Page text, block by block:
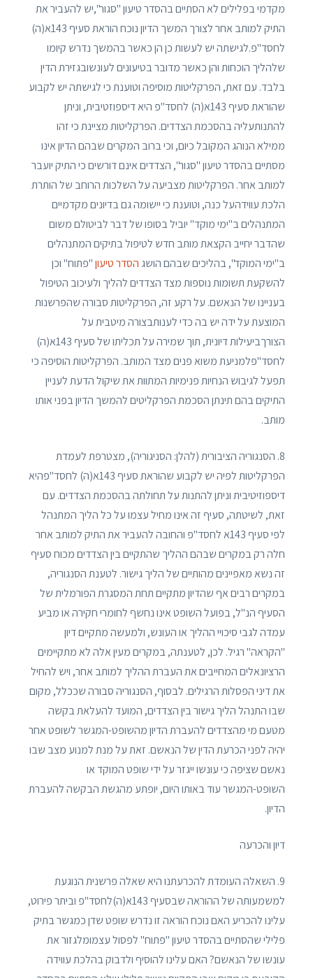
מקדמי בפלילים לא הסתיים בהסדר טיעון "סגור",יש להעביר את
התיק למותב אחר לצורך המשך הדיון נוכח הוראת סעיף 143א(ה)
לחסד"פ.לגישתה יש לעשות כן הן כאשר בהמשך נדרש קיומו
שלהליך הוכחות והן כאשר מדובר בטיעונים לעונשובגזירת הדין
בלבד. עם זאת, הפרקליטות מוסיפה וטוענת כי לגישתה יש לקבוע
שהוראת סעיף 143א(ה) לחסד"פ היא דיספוזטיבית, וניתן
להתנותעליה בהסכמת הצדדים. הפרקליטות מציינת כי זהו
ממילא הנוהג המקובל כיום, וכי ברוב המקרים שבהם הדיון אינו
מסתיים בהסדר טיעון "סגור", הצדדים אינם דורשים כי התיק יועבר
למותב אחר. הפרקליטות מצביעה על השלכות הרוחב של הותרת
הלכת עווידהעל כנה, וטוענת כי יישומה גם בדיונים מקדמיים
המתנהלים ב"ימי מוקד" יוביל בסופו של דבר לביטולם משום
שהדבר יחייב הקצאת מותב חדש לטיפול בתיקים המתנהלים
ב"ימי המוקד", בהליכים שבהם הושג הסדר טיעון"פתוח" וכן
להשקעת תשומות נוספות מצד הצדדים להליך ולעיכוב הטיפול
בעניינו של הנאשם. על רקע זה, הפרקליטות סבורה שהפרשנות
המוצעת על ידה יש בה כדי לענותבצורה מיטבית על
הצורךביעילות דיונית, תוך שמירה על תכליתו של סעיף 143א(ה)
לחסד"פלמניעת משוא פנים מצד המותב. הפרקליטות הוסיפה כי
תפעל לגיבוש הנחיות פנימיות המתוות את שיקול הדעת לעניין
התיקים בהם תינתן הסכמת הפרקליטים להמשך הדיון בפני אותו
מותב.
8. הסנגוריה הציבורית (להלן: הסניגוריה), מצטרפת לעמדת
הפרקליטות לפיה יש לקבוע שהוראת סעיף 143א(ה) לחסד"פהיא
דיספוזיטיבית וניתן להתנות על תחולתה בהסכמת הצדדים. עם
זאת, לשיטתה, סעיף זה אינו מחיל עצמו על כל הליך המתנהל
לפי סעיף 143א לחסד"פ והחובה להעביר את התיק למותב אחר
חלה רק במקרים שבהם ההליך שהתקיים בין הצדדים מכוח סעיף
זה נשא מאפיינים מהותיים של הליך גישור. לטענת הסנגוריה,
במקרים רבים אף שהדיון מתקיים תחת המסגרת הפורמלית של
הסעיף הנ"ל, בפועל השופט אינו נחשף לחומרי חקירה או מביע
עמדה לגבי סיכויי ההליך או העונש, ולמעשה מתקיים דיון
"הקראה" רגיל. לכן, לטענתה, במקרים מעין אלה לא מתקיימים
הרציונאלים המחייבים את העברת ההליך למותב אחר, ויש להחיל
את דיני הפסלות הרגילים. לבסוף, הסנגוריה סבורה שככלל, מקום
שבו התנהל הליך גישור בין הצדדים, המועד להעלאת בקשה
מטעם מי מהצדדים להעברת הדיון מהשופט-המגשר לשופט אחר
יהיה לפני הכרעת הדין של הנאשם. זאת על מנת למנוע מצב שבו
נאשם שציפה כי עונשו ייגזר על ידי שופט המוקד או
השופט-המגשר עוד באותו היום, יופתע מהגשת הבקשה להעברת
הדיון.
דיון והכרעה
9. השאלה העומדת להכרעתנו היא שאלה פרשנית הנוגעת
למשמעותה של ההוראה שבסעיף 143א(ה)לחסד"פ וביתר פירוט,
עלינו להכריע האם נוכח הוראה זו נדרש שופט שדן כמגשר בתיק
פלילי שהסתיים בהסדר טיעון "פתוח" לפסול עצמומלגזור את
עונשו של הנאשם? האם עלינו להוסיף ולדבוק בהלכת עווידה